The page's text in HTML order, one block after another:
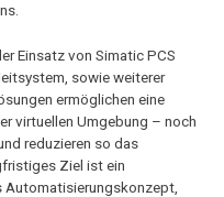
Einsatz von Simatic PCS
sowie weiterer
ermöglichen eine
virtuellen Umgebung – noch
reduzieren so das
Ziel ist ein
Automatisierungskonzept,